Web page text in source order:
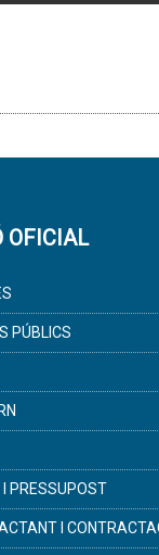
OFICIAL
PÚBLICS
I PRESSUPOST
I